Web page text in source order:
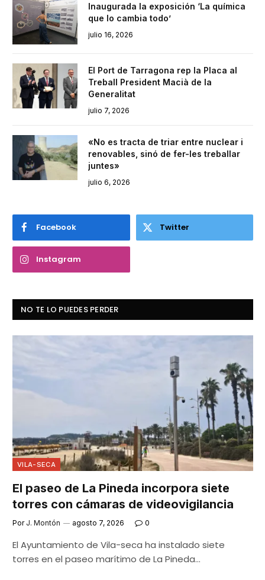
Inaugurada la exposición ‘La química
que lo cambia todo’
julio 16, 2026
El Port de Tarragona rep la Placa al
Treball President Macià de la
Generalitat
julio 7, 2026
«No es tracta de triar entre nuclear i
renovables, sinó de fer-les treballar
juntes»
julio 6, 2026
Facebook Twitter
Instagram
NO TE LO PUEDES PERDER
VILA-SECA
El paseo de La Pineda incorpora siete
torres con cámaras de videovigilancia
Por J. Montón agosto 7, 2026 0
El Ayuntamiento de Vila-seca ha instalado siete
torres en el paseo marítimo de La Pineda…